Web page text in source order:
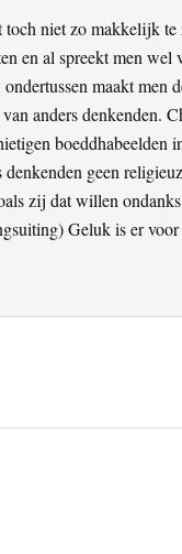
toch niet zo makkelijk
en al spreekt men wel
maakt men
anders denkenden.
boeddhabeelden
geen
zij dat willen
Geluk is er voor